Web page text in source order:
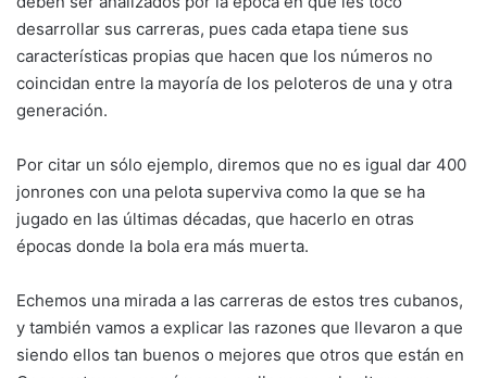
desarrollar sus carreras, pues cada etapa tiene sus
características propias que hacen que los números no
coincidan entre la mayoría de los peloteros de una y otra
generación.
Por citar un sólo ejemplo, diremos que no es igual dar 400
jonrones con una pelota superviva como la que se ha
jugado en las últimas décadas, que hacerlo en otras
épocas donde la bola era más muerta.
Echemos una mirada a las carreras de estos tres cubanos,
y también vamos a explicar las razones que llevaron a que
siendo ellos tan buenos o mejores que otros que están en